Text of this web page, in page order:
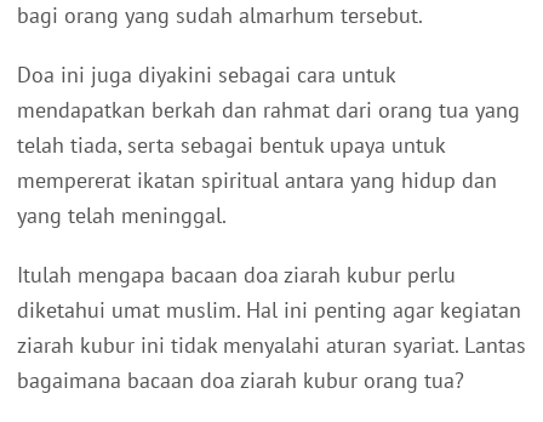
bagi orang yang sudah almarhum tersebut.
Doa ini juga diyakini sebagai cara untuk
mendapatkan berkah dan rahmat dari orang tua yang
telah tiada, serta sebagai bentuk upaya untuk
mempererat ikatan spiritual antara yang hidup dan
yang telah meninggal.
Itulah mengapa bacaan doa ziarah kubur perlu
diketahui umat muslim. Hal ini penting agar kegiatan
ziarah kubur ini tidak menyalahi aturan syariat. Lantas
bagaimana bacaan doa ziarah kubur orang tua?